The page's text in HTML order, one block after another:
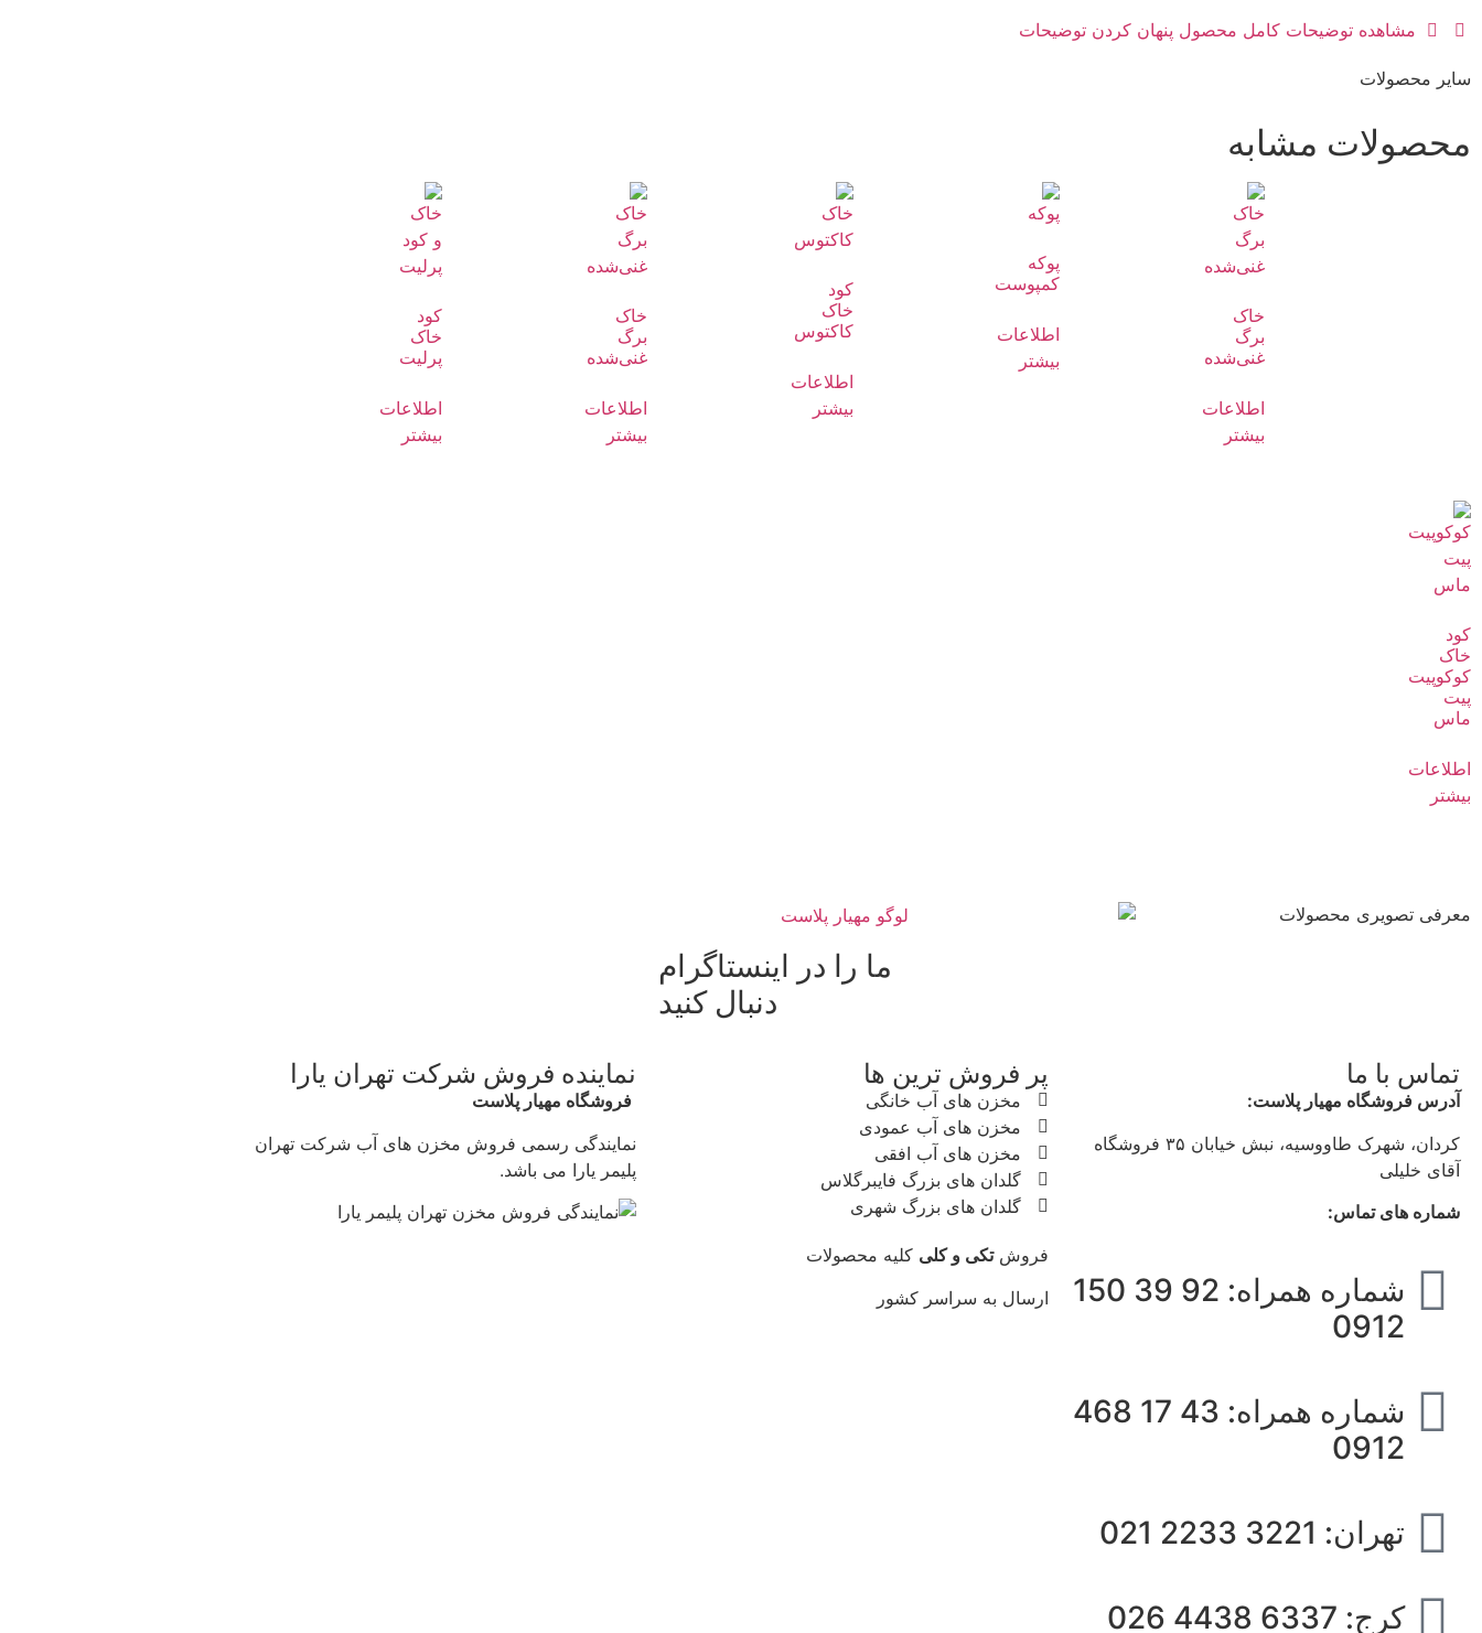
مشاهده توضیحات کامل محصول پنهان کردن توضیحات
سایر محصولات​
محصولات مشابه
خاک
برگ
غنی‌شده
اطلاعات
بیشتر
پوکه
کمپوست
اطلاعات
بیشتر
کود
خاک
کاکتوس
اطلاعات
بیشتر
خاک
برگ
غنی‌شده
اطلاعات
بیشتر
کود
خاک
پرلیت
اطلاعات
بیشتر
کود
خاک
کوکوپیت
پیت
ماس
اطلاعات
بیشتر
معرفی تصویری محصولات
ما را در اینستاگرام
دنبال کنید
تماس با ما
آدرس فروشگاه مهیار پلاست:
کردان، شهرک طاووسیه، نبش خیابان ۳۵ فروشگاه
آقای خلیلی
شماره های تماس:
شماره همراه: 92 39 150
0912
شماره همراه: 43 17 468
0912
تهران: 3221 2233 021
کرج: 6337 4438 026
پر فروش ترین ها
مخزن های آب خانگی
مخزن های آب عمودی
مخزن های آب افقی
گلدان های بزرگ فایبرگلاس
گلدان های بزرگ شهری
فروشتکی و کلی کلیه محصولات
ارسال به سراسر کشور
نماینده فروش شرکت تهران یارا
فروشگاه مهیار پلاست
نمایندگی رسمی فروش مخزن های آب شرکت تهران
پلیمر یارا می باشد.